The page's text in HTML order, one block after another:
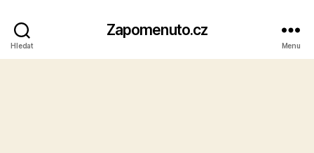
Hledat
Zapomenuto.cz
Menu